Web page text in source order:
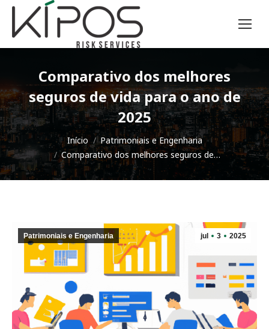
Comparativo dos melhores
seguros de vida para o ano de
2025
Você está aqui:
Início
Patrimoniais e Engenharia
Comparativo dos melhores seguros de…
jul 3 2025
Patrimoniais e Engenharia